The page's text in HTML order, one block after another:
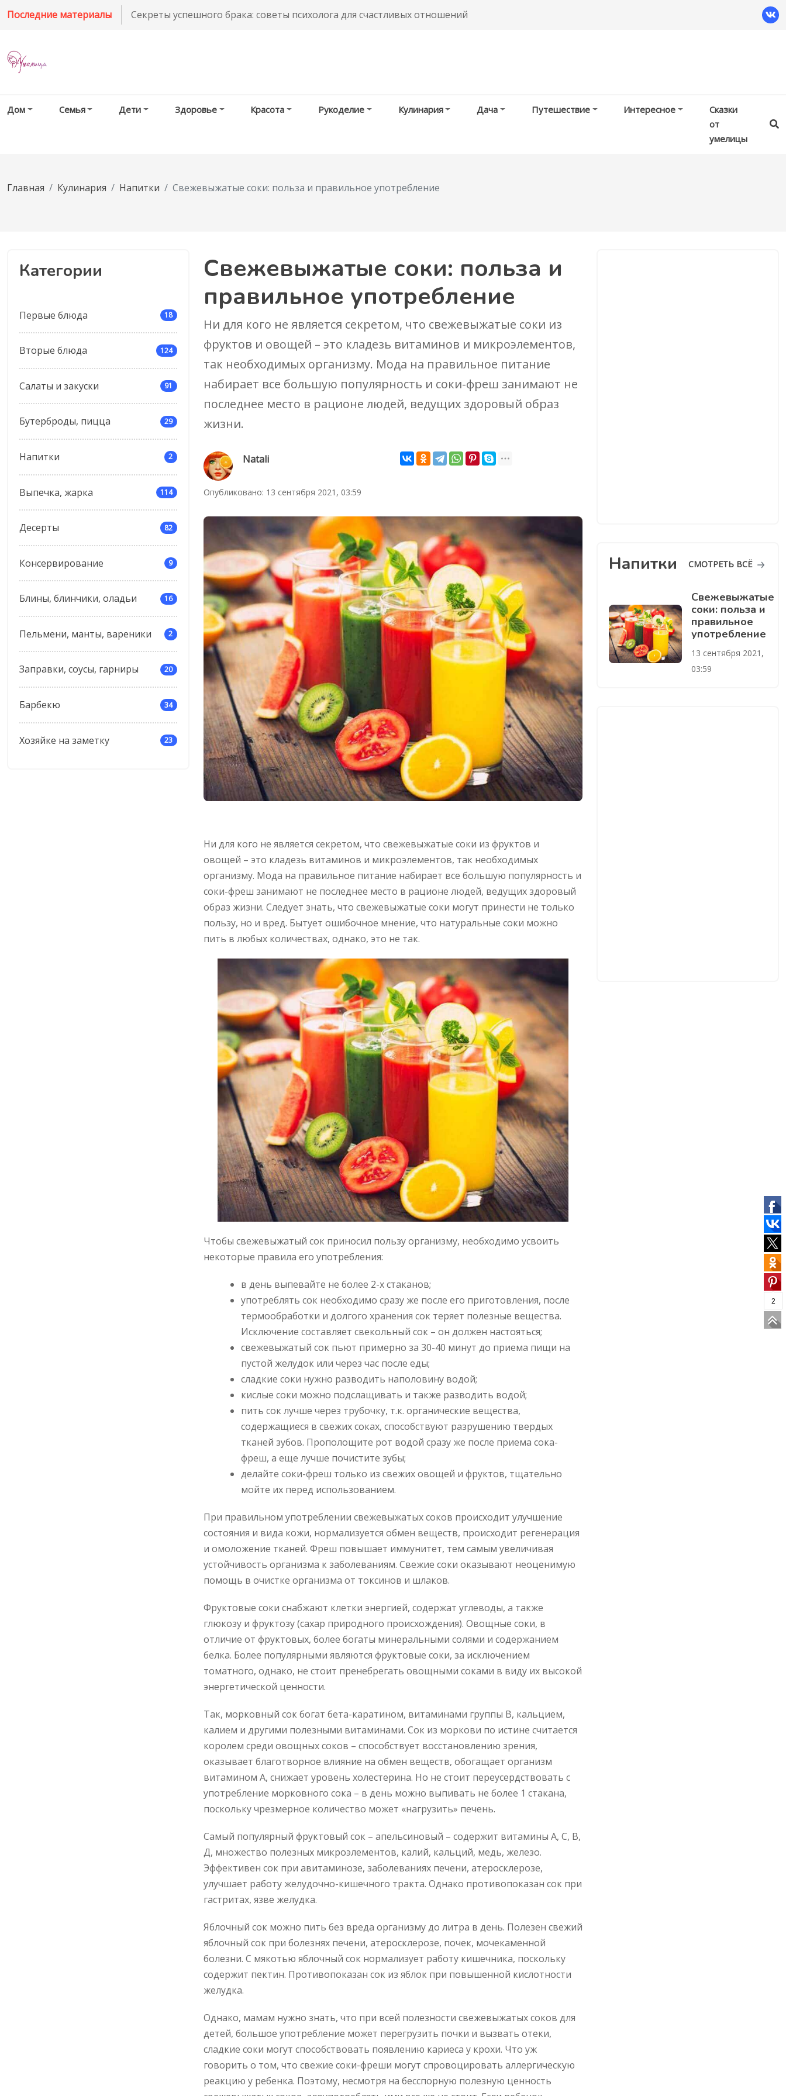
Последние материалы Секреты успешного брака: советы психолога для счастливых отношений
Дом Семья Дети Здоровье Красота Рукоделие Кулинария Дача Путешествие Интересное
Сказки
от
умелицы
Главная Кулинария Напитки Свежевыжатые соки: польза и правильное употребление
Категории
Первые блюда 18
Вторые блюда 124
Салаты и закуски 91
Бутерброды, пицца 29
Напитки 2
Выпечка, жарка 114
Десерты 82
Консервирование 9
Блины, блинчики, оладьи 16
Пельмени, манты, вареники 2
Заправки, соусы, гарниры 20
Барбекю 34
Хозяйке на заметку 23
Свежевыжатые соки: польза и
правильное употребление
Ни для кого не является секретом, что свежевыжатые соки из
фруктов и овощей – это кладезь витаминов и микроэлементов,
так необходимых организму. Мода на правильное питание
набирает все большую популярность и соки-фреш занимают не
последнее место в рационе людей, ведущих здоровый образ
жизни.
Natali
Опубликовано: 13 сентября 2021, 03:59
Ни для кого не является секретом, что свежевыжатые соки из фруктов и
овощей – это кладезь витаминов и микроэлементов, так необходимых
организму. Мода на правильное питание набирает все большую популярность и
соки-фреш занимают не последнее место в рационе людей, ведущих здоровый
образ жизни. Следует знать, что свежевыжатые соки могут принести не только
пользу, но и вред. Бытует ошибочное мнение, что натуральные соки можно
пить в любых количествах, однако, это не так.
Чтобы свежевыжатый сок приносил пользу организму, необходимо усвоить
некоторые правила его употребления:
в день выпевайте не более 2-х стаканов;
употреблять сок необходимо сразу же после его приготовления, после
термообработки и долгого хранения сок теряет полезные вещества.
Исключение составляет свекольный сок – он должен настояться;
свежевыжатый сок пьют примерно за 30-40 минут до приема пищи на
пустой желудок или через час после еды;
сладкие соки нужно разводить наполовину водой;
кислые соки можно подслащивать и также разводить водой;
пить сок лучше через трубочку, т.к. органические вещества,
содержащиеся в свежих соках, способствуют разрушению твердых
тканей зубов. Прополощите рот водой сразу же после приема сока-
фреш, а еще лучше почистите зубы;
делайте соки-фреш только из свежих овощей и фруктов, тщательно
мойте их перед использованием.
При правильном употреблении свежевыжатых соков происходит улучшение
состояния и вида кожи, нормализуется обмен веществ, происходит регенерация
и омоложение тканей. Фреш повышает иммунитет, тем самым увеличивая
устойчивость организма к заболеваниям. Свежие соки оказывают неоценимую
помощь в очистке организма от токсинов и шлаков.
Фруктовые соки снабжают клетки энергией, содержат углеводы, а также
глюкозу и фруктозу (сахар природного происхождения). Овощные соки, в
отличие от фруктовых, более богаты минеральными солями и содержанием
белка. Более популярными являются фруктовые соки, за исключением
томатного, однако, не стоит пренебрегать овощными соками в виду их высокой
энергетической ценности.
Так, морковный сок богат бета-каратином, витаминами группы В, кальцием,
калием и другими полезными витаминами. Сок из моркови по истине считается
королем среди овощных соков – способствует восстановлению зрения,
оказывает благотворное влияние на обмен веществ, обогащает организм
витамином А, снижает уровень холестерина. Но не стоит переусердствовать с
употребление морковного сока – в день можно выпивать не более 1 стакана,
поскольку чрезмерное количество может «нагрузить» печень.
Самый популярный фруктовый сок – апельсиновый – содержит витамины А, С, В,
Д, множество полезных микроэлементов, калий, кальций, медь, железо.
Эффективен сок при авитаминозе, заболеваниях печени, атеросклерозе,
улучшает работу желудочно-кишечного тракта. Однако противопоказан сок при
гастритах, язве желудка.
Яблочный сок можно пить без вреда организму до литра в день. Полезен свежий
яблочный сок при болезнях печени, атеросклерозе, почек, мочекаменной
болезни. С мякотью яблочный сок нормализует работу кишечника, поскольку
содержит пектин. Противопоказан сок из яблок при повышенной кислотности
желудка.
Однако, мамам нужно знать, что при всей полезности свежевыжатых соков для
детей, большое употребление может перегрузить почки и вызвать отеки,
сладкие соки могут способствовать появлению кариеса у крохи. Что уж
говорить о том, что свежие соки-фреши могут спровоцировать аллергическую
реакцию у ребенка. Поэтому, несмотря на бесспорную полезную ценность
Напитки СМОТРЕТЬ ВСЁ
Свежевыжатые
соки: польза и
правильное
употребление
13 сентября 2021,
03:59
2